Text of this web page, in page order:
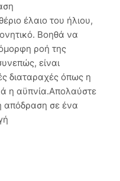
έλαιο του ήλιου,
Βοηθά να
ροή της
είναι
διαταραχές όπως η
η αϋπνία.Απολαύστε
απόδραση σε ένα